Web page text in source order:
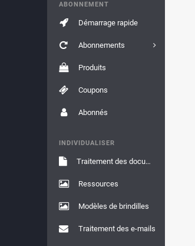
ABONNEMENT
Démarrage rapide
Abonnements
Produits
Coupons
Abonnés
INDIVIDUALISER
Traitement des documents
Ressources
Modèles de brindilles
Traitement des e-mails